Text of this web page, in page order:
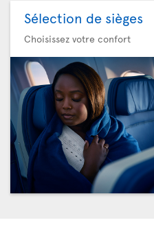
Sélection de sièges
Choisissez votre confort